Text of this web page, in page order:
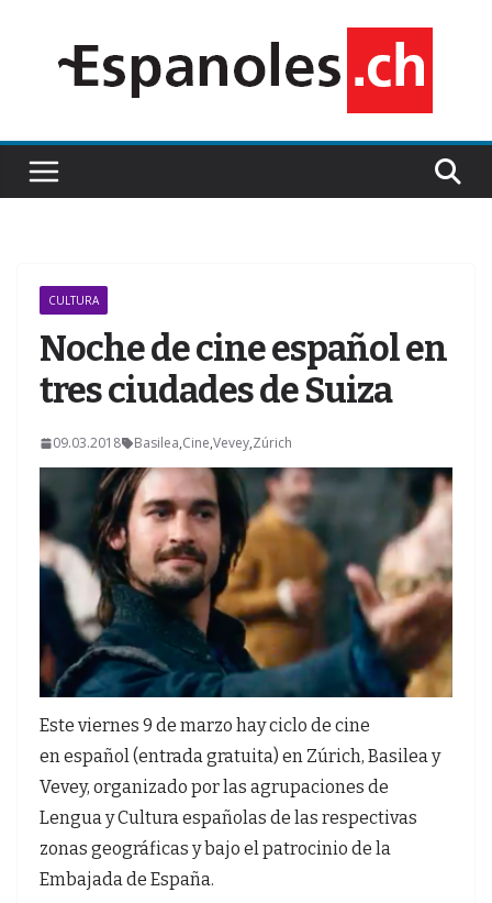
contenido
CULTURA
Noche de cine español en
tres ciudades de Suiza
09.03.2018 Basilea,Cine,Vevey,Zúrich
Este viernes 9 de marzo hay ciclo de cine
en español (entrada gratuita) en Zúrich, Basilea y
Vevey, organizado por las agrupaciones de
Lengua y Cultura españolas de las respectivas
zonas geográficas y bajo el patrocinio de la
Embajada de España.